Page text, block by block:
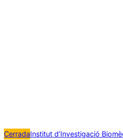
CerradaInstitut d’Investigació